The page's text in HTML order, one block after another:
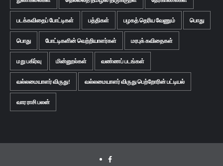
படக்கவிதைப் போட்டிகள் பத்திகள் பழகத் தெரிய வேணும் பொது
பொது போட்டிகளின் வெற்றியாளர்கள் மரபுக் கவிதைகள்
மறு பகிர்வு மின்னூல்கள் வண்ணப் படங்கள்
வல்லமையாளர் விருது! வல்லமையாளர் விருது பெற்றோரின் பட்டியல்
வார ராசி பலன்
Facebook